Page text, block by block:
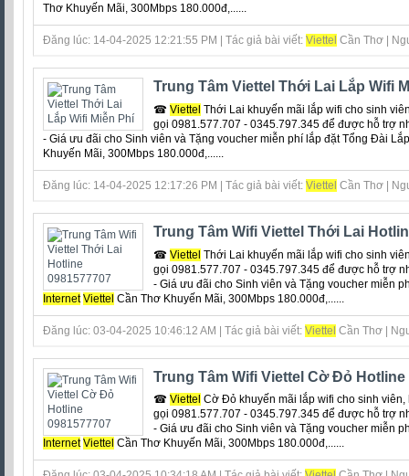
Thơ Khuyến Mãi, 300Mbps 180.000đ,......
Đăng lúc: 14-04-2025 12:21:55 PM | Tác giả bài viết: Viettel Cần Thơ |
Trung Tâm Viettel Thới Lai Lắp Wifi
☎ Viettel Thới Lai khuyến mãi lắp wifi cho sinh
gọi 0981.577.707 - 0345.797.345 để được hỗ trợ
- Giá ưu đãi cho Sinh viên và Tặng voucher miễn phí lắp đặt Tổng Đài
Khuyến Mãi, 300Mbps 180.000đ,......
Đăng lúc: 14-04-2025 12:17:26 PM | Tác giả bài viết: Viettel Cần Thơ |
Trung Tâm Wifi Viettel Thới Lai
☎ Viettel Thới Lai khuyến mãi lắp wifi cho sinh
gọi 0981.577.707 - 0345.797.345 để được hỗ trợ
- Giá ưu đãi cho Sinh viên và Tặng voucher miễn
Internet Viettel Cần Thơ Khuyến Mãi, 300Mbps 180.000đ,......
Đăng lúc: 03-04-2025 10:46:12 AM | Tác giả bài viết: Viettel Cần Thơ |
Trung Tâm Wifi Viettel Cờ Đỏ Hotline
☎ Viettel Cờ Đỏ khuyến mãi lắp wifi cho sinh viên,
gọi 0981.577.707 - 0345.797.345 để được hỗ trợ
- Giá ưu đãi cho Sinh viên và Tặng voucher miễn
Internet Viettel Cần Thơ Khuyến Mãi, 300Mbps 180.000đ,......